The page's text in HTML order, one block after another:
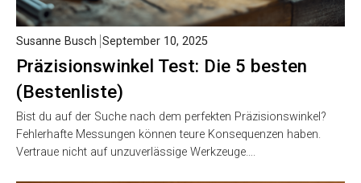
Präzisionswinkel Test: Die 5 besten
(Bestenliste)
Susanne Busch September 10, 2025
Bist du auf der Suche nach dem perfekten Präzisionswinkel?
Fehlerhafte Messungen können teure Konsequenzen haben.
Vertraue nicht auf unzuverlässige Werkzeuge….